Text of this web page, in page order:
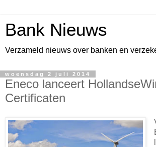
Bank Nieuws
Verzameld nieuws over banken en
woensdag 2 juli 2014
Eneco lanceert
Certificaten